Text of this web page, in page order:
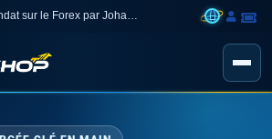
Gestion sous mandat sur le Forex par Johann Carnevali